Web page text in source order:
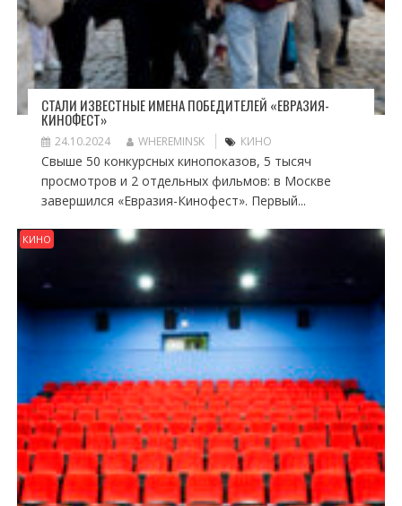
СТАЛИ ИЗВЕСТНЫЕ ИМЕНА ПОБЕДИТЕЛЕЙ «ЕВРАЗИЯ-
КИНОФЕСТ»
24.10.2024 WHEREMINSK КИНО
Свыше 50 конкурсных кинопоказов, 5 тысяч
просмотров и 2 отдельных фильмов: в Москве
завершился «Евразия-Кинофест». Первый...
КИНО